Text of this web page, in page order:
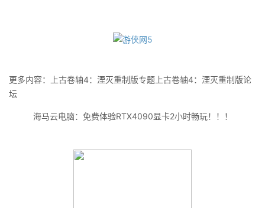
更多内容：上古卷轴4：湮灭重制版专题上古卷轴4：湮灭重制版论
坛
海马云电脑：免费体验RTX4090显卡2小时畅玩！！！